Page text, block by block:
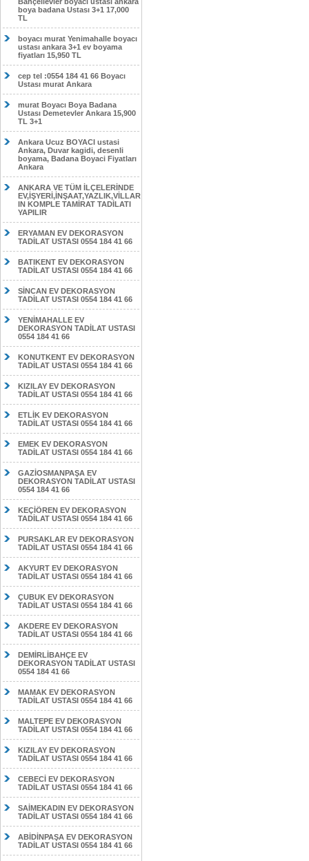
boya badana Ustası 3+1 17,000
TL
boyacı murat Yenimahalle boyacı
ustası ankara 3+1 ev boyama
fiyatları 15,950 TL
cep tel :0554 184 41 66 Boyacı
Ustası murat Ankara
murat Boyacı Boya Badana
Ustası Demetevler Ankara 15,900
TL 3+1
Ankara Ucuz BOYACI ustasi
Ankara, Duvar kagidi, desenli
boyama, Badana Boyaci Fiyatları
Ankara
ANKARA VE TÜM İLÇELERİNDE
EV,İŞYERİ,İNŞAAT,YAZLIK,VİLLAR
IN KOMPLE TAMİRAT TADİLATI
YAPILIR
ERYAMAN EV DEKORASYON
TADİLAT USTASI 0554 184 41 66
BATIKENT EV DEKORASYON
TADİLAT USTASI 0554 184 41 66
SİNCAN EV DEKORASYON
TADİLAT USTASI 0554 184 41 66
YENİMAHALLE EV
DEKORASYON TADİLAT USTASI
0554 184 41 66
KONUTKENT EV DEKORASYON
TADİLAT USTASI 0554 184 41 66
KIZILAY EV DEKORASYON
TADİLAT USTASI 0554 184 41 66
ETLİK EV DEKORASYON
TADİLAT USTASI 0554 184 41 66
EMEK EV DEKORASYON
TADİLAT USTASI 0554 184 41 66
GAZİOSMANPAŞA EV
DEKORASYON TADİLAT USTASI
0554 184 41 66
KEÇİÖREN EV DEKORASYON
TADİLAT USTASI 0554 184 41 66
PURSAKLAR EV DEKORASYON
TADİLAT USTASI 0554 184 41 66
AKYURT EV DEKORASYON
TADİLAT USTASI 0554 184 41 66
ÇUBUK EV DEKORASYON
TADİLAT USTASI 0554 184 41 66
AKDERE EV DEKORASYON
TADİLAT USTASI 0554 184 41 66
DEMİRLİBAHÇE EV
DEKORASYON TADİLAT USTASI
0554 184 41 66
MAMAK EV DEKORASYON
TADİLAT USTASI 0554 184 41 66
MALTEPE EV DEKORASYON
TADİLAT USTASI 0554 184 41 66
KIZILAY EV DEKORASYON
TADİLAT USTASI 0554 184 41 66
CEBECİ EV DEKORASYON
TADİLAT USTASI 0554 184 41 66
SAİMEKADIN EV DEKORASYON
TADİLAT USTASI 0554 184 41 66
ABİDİNPAŞA EV DEKORASYON
TADİLAT USTASI 0554 184 41 66